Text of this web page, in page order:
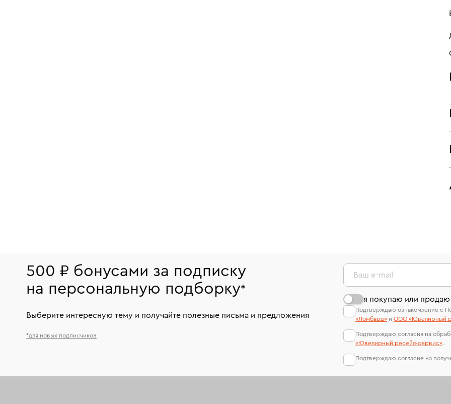
500 ₽ бонусами за подписку
на персональную подборку*
Выберите интересную тему и получайте полезные письма и предложения
*для новых подписчиков
Ваш e-mail
я покупаю или
Подтверждаю ознакомление с
«Ломбард» и ООО «Ювелирный
Подтверждаю согласия на
«Ювелирный ресейл-сервиc».
Подтверждаю согласие на